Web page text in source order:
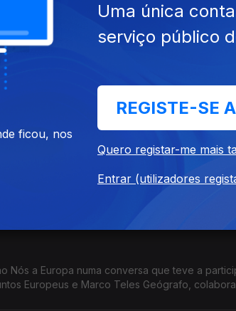
Temas: Laureados com a Ordem
Pacto Europeu de Prestação de
em Assuntos Europeus. Temas: Crise
do TJE; Ordem Europeia de Mérito;
Nós a Europa numa conversa que teve a
Europeus e Marco Teles Geógrafo,
ficou, nos
Uma única
serviço público
REGISTE-SE
Quero registar-me mais
Entrar (utilizadores